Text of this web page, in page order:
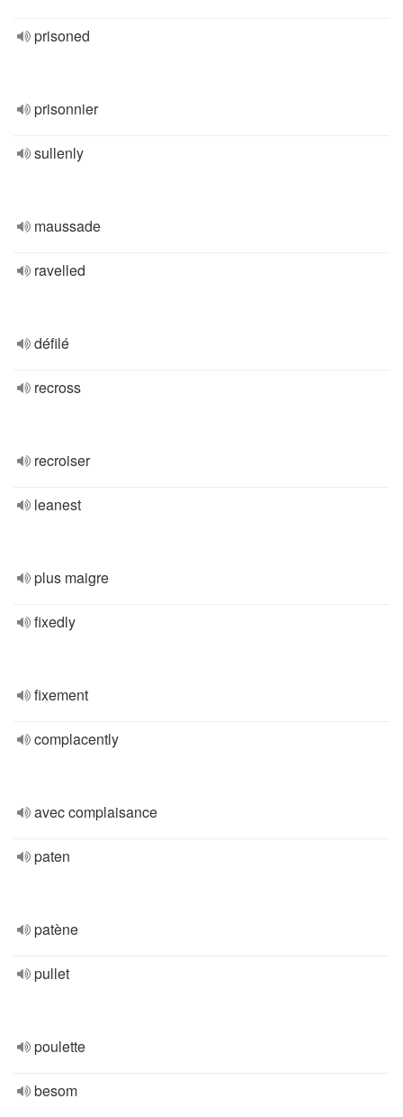
prisoned
prisonnier
sullenly
maussade
ravelled
défilé
recross
recroiser
leanest
plus maigre
fixedly
fixement
complacently
avec complaisance
paten
patène
pullet
poulette
besom